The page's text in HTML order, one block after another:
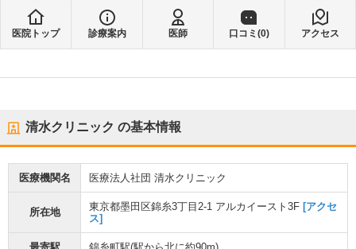
医院トップ 診療案内 医師 口コミ(0) アクセス
清水クリニック の基本情報
医療機関名 医療法人社団 清水クリニック
所在地 東京都墨田区錦糸3丁目2-1 アルカイースト3F [アクセ
ス]